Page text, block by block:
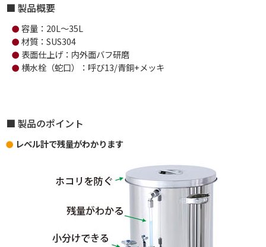
製品概要
● 容量：20L～35L
● 材質：SUS304
● 表面仕上げ：内外面バフ研磨
● 横水栓（蛇口）：呼び13/青銅+メッキ
製品のポイント
レベル計で残量がわかります